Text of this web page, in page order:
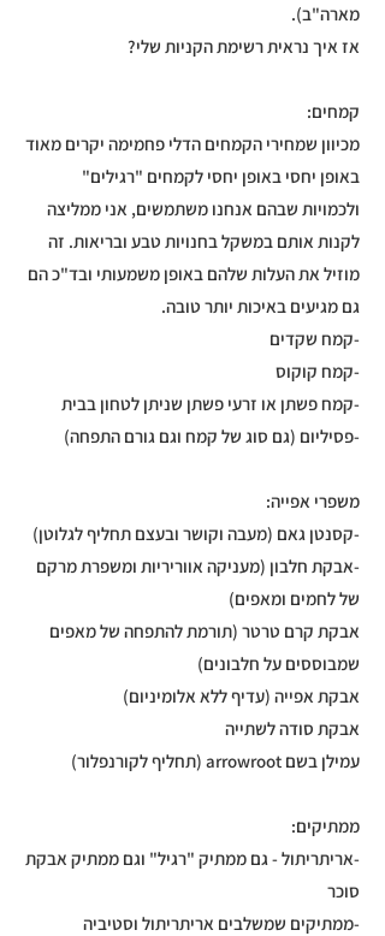
מארה"ב).
אז איך נראית רשימת הקניות שלי?
קמחים:
מכיוון שמחירי הקמחים הדלי פחמימה יקרים מאוד
באופן יחסי באופן יחסי לקמחים "רגילים"
ולכמויות שבהם אנחנו משתמשים, אני ממליצה
לקנות אותם במשקל בחנויות טבע ובריאות. זה
מוזיל את העלות שלהם באופן משמעותי ובד"כ הם
גם מגיעים באיכות יותר טובה.
-קמח שקדים
-קמח קוקוס
-קמח פשתן או זרעי פשתן שניתן לטחון בבית
-פסיליום (גם סוג של קמח וגם גורם התפחה)
משפרי אפייה:
-קסנטן גאם (מעבה וקושר ובעצם תחליף לגלוטן)
-אבקת חלבון (מעניקה אווריריות ומשפרת מרקם
של לחמים ומאפים)
אבקת קרם טרטר (תורמת להתפחה של מאפים
שמבוססים על חלבונים)
אבקת אפייה (עדיף ללא אלומיניום)
אבקת סודה לשתייה
עמילן בשם arrowroot (תחליף לקורנפלור)
ממתיקים:
-אריתריתול - גם ממתיק "רגיל" וגם ממתיק אבקת
סוכר
-ממתיקים שמשלבים אריתריתול וסטיביה